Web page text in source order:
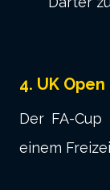
4. UK Open
Der FA-
einem